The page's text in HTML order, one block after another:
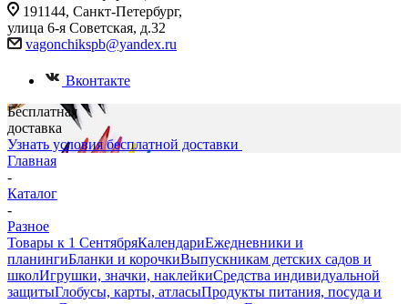
191144, Санкт-Петербург,
улица 6-я Советская, д.32
vagonchikspb@yandex.ru
Вконтакте
Бесплатная
доставка
Узнать условия бесплатной доставки
Главная
-
Каталог
-
Разное
Товары к 1 СентябряКалендариЕжедневники и
планингиБланки и корочкиВыпускникам детских садов и
школИгрушки, значки, наклейкиСредства индивидуальной
защитыГлобусы, карты, атласыПродукты питания, посуда и